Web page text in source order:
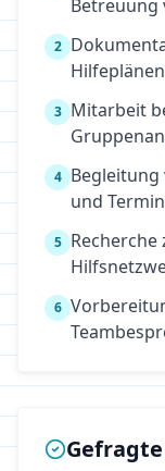
Betreuung
2
Hilfeplänen
3 Mitarbeit
4 Begleitung
und
5
6